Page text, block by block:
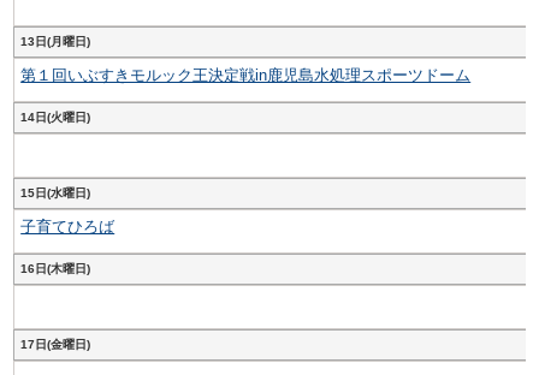
13日(月曜日)
第１回いぶすきモルック王決定戦in鹿児島水処理スポーツドーム
14日(火曜日)
15日(水曜日)
子育てひろば
16日(木曜日)
17日(金曜日)